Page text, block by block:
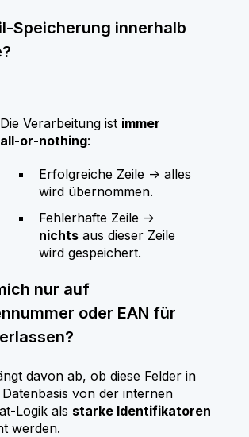
innerhalb
Die Verarbeitung ist immer
all‑or‑nothing:
Erfolgreiche Zeile → alles
wird übernommen.
Fehlerhafte Zeile →
nichts aus dieser Zeile
wird gespeichert.
nur auf
oder EAN für
davon ab, ob diese Felder in
von der internen
als starke Identifikatoren
werden.